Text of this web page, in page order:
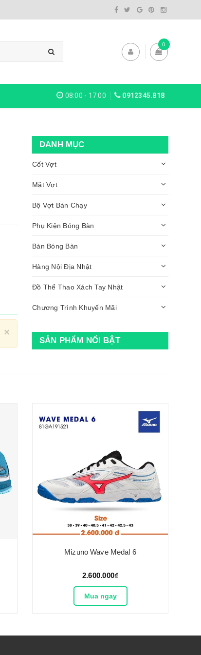
0
08:00 - 17:00 0912345.818
× Close
DANH MỤC
Cốt Vợt
Mặt Vợt
Bộ Vợt Bán Chạy
Phụ Kiện Bóng Bàn
Bàn Bóng Bàn
Hàng Nội Địa Nhật
Đồ Thể Thao Xách Tay Nhật
Chương Trình Khuyến Mãi
SẢN PHẨM NỔI BẬT
Mizuno Wave Medal 6
2.600.000₫
Mua ngay